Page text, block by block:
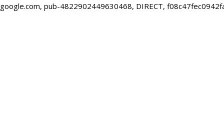
google.com, pub-4822902449630468, DIRECT,